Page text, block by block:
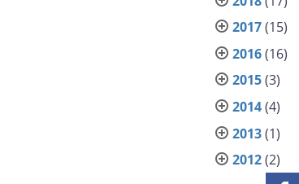
2017(15)
2016(16)
2015(3)
2014(4)
2013(1)
2012(2)